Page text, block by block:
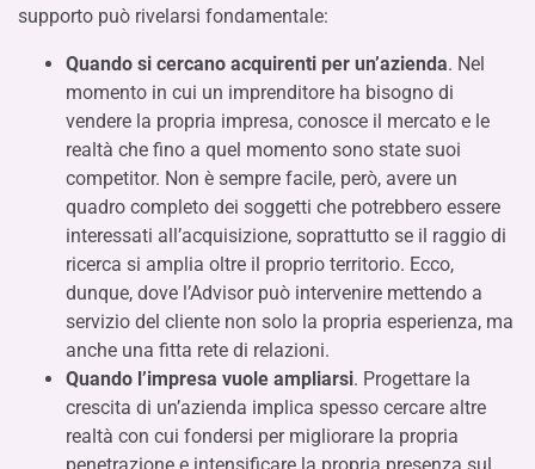
supporto può rivelarsi fondamentale:
Quando si cercano acquirenti per un’azienda. Nel
momento in cui un imprenditore ha bisogno di
vendere la propria impresa, conosce il mercato e le
realtà che fino a quel momento sono state suoi
competitor. Non è sempre facile, però, avere un
quadro completo dei soggetti che potrebbero essere
interessati all’acquisizione, soprattutto se il raggio di
ricerca si amplia oltre il proprio territorio. Ecco,
dunque, dove l’Advisor può intervenire mettendo a
servizio del cliente non solo la propria esperienza, ma
anche una fitta rete di relazioni.
Quando l’impresa vuole ampliarsi. Progettare la
crescita di un’azienda implica spesso cercare altre
realtà con cui fondersi per migliorare la propria
penetrazione e intensificare la propria presenza sul